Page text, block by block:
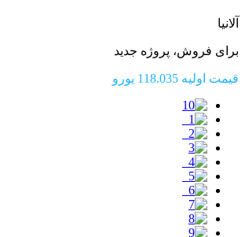
آلانیا
برای فروش، پروژه جدید
قیمت اولیه 118.035 یورو